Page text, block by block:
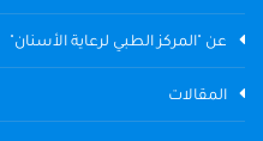
عن "المركز الطبي لرعاية الأسنان"
المقالات